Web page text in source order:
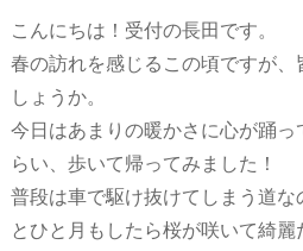
こんにちは！受付の長田です。
春の訪れを感じるこの頃ですが
しょうか。
今日はあまりの暖かさに心が踊っ
らい、歩いて帰ってみました！
普段は車で駆け抜けてしまう道
とひと月もしたら桜が咲いて綺